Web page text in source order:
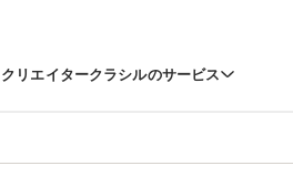
クリエイタークラシルのサービス